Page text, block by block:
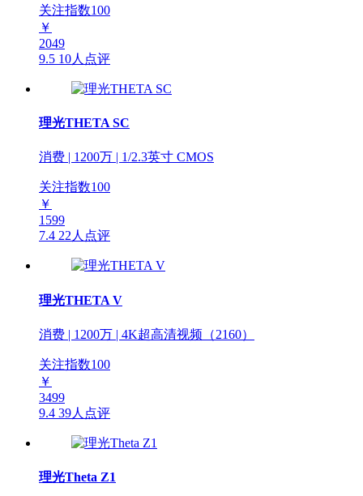
关注指数100
￥
2049
9.5 10人点评
理光THETA SC
消费 | 1200万 | 1/2.3英寸 CMOS
关注指数100
￥
1599
7.4 22人点评
理光THETA V
消费 | 1200万 | 4K超高清视频（2160）
关注指数100
￥
3499
9.4 39人点评
理光Theta Z1